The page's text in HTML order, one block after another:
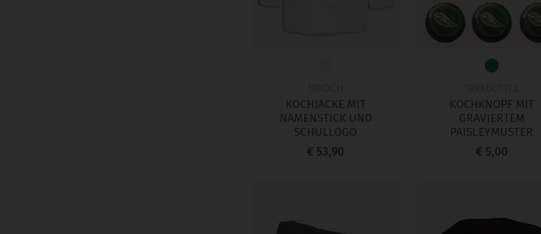
KOCHJACKE MIT
NAMENSTICK UND
SCHULLOGO
€ 53,90
KOCHKNOPF MIT
GRAVIERTEM
PAISLEYMUSTER
€ 5,00